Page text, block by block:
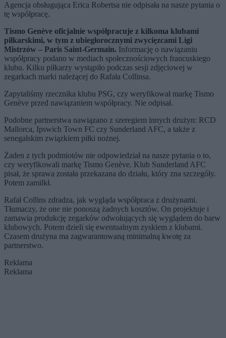
Agencja obsługująca Erica Robertsa nie odpisała na nasze pytania o
tę współpracę.
Tismo Genève oficjalnie współpracuje z kilkoma klubami
piłkarskimi, w tym z ubiegłorocznymi zwycięzcami Ligi
Mistrzów – Paris Saint-Germain. Informację o nawiązaniu
współpracy podano w mediach społecznościowych francuskiego
klubu. Kilku piłkarzy wystąpiło podczas sesji zdjęciowej w
zegarkach marki należącej do Rafała Collinsa.
Zapytaliśmy rzecznika klubu PSG, czy weryfikował markę Tismo
Genève przed nawiązaniem współpracy. Nie odpisał.
Podobne partnerstwa nawiązano z szeregiem innych drużyn: RCD
Mallorca, Ipswich Town FC czy Sunderland AFC, a także z
senegalskim związkiem piłki nożnej.
Żaden z tych podmiotów nie odpowiedział na nasze pytania o to,
czy weryfikowali markę Tismo Genève. Klub Sunderland AFC
pisał, że sprawa została przekazana do działu, który zna szczegóły.
Potem zamilkł.
Rafał Collins zdradza, jak wygląda współpraca z drużynami.
Tłumaczy, że one nie ponoszą żadnych kosztów. On projektuje i
zamawia produkcję zegarków odwołujących się wyglądem do barw
klubowych. Potem dzieli się ewentualnym zyskiem z klubami.
Czasem drużyna ma zagwarantowaną minimalną kwotę za
partnerstwo.
Reklama
Reklama